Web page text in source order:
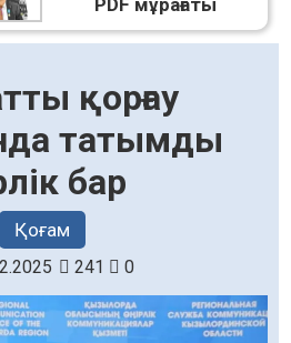
PDF мұрағаты
қорғау
татымды
бар
Қоғам
241 0